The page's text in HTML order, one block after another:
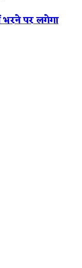
भरने पर लगेगा